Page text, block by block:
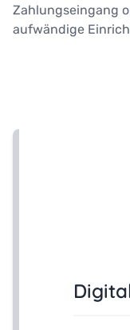
Zahlungseingang
aufwändige